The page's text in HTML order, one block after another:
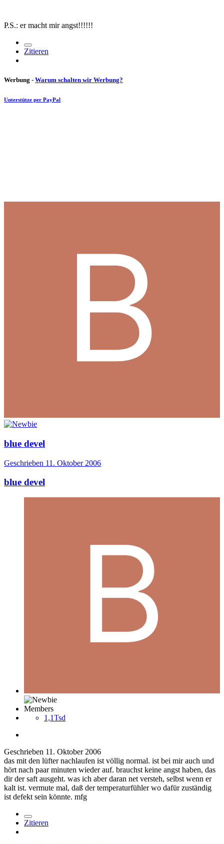
P.S.: er macht mir angst!!!!!!
Zitieren
Werbung - Warum schalten wir Werbung?
Unterstütze per PayPal
blue devel
Geschrieben 11. Oktober 2006
blue devel
Members
1,1Tsd
Geschrieben 11. Oktober 2006
das mit den lüfter nachlaufen ist völlig normal. ist bei mir auch und
hört nach paar minuten wieder auf. brauchst keine angst haben, das
dir der saft ausgeht. was ich aber daran net versteh, selbst wenn er
kalt ist. vermute mal, daß der temperaturfühler wo dafür zuständig
ist defekt sein könnte. mfg
Zitieren